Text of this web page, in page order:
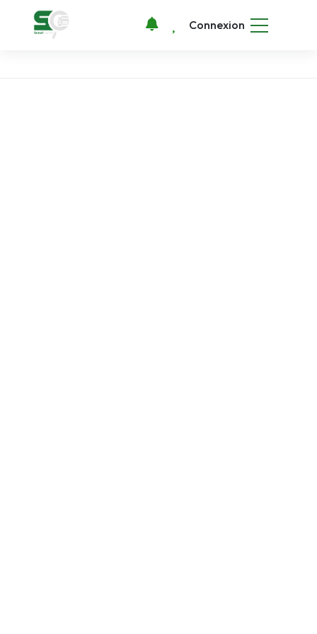
Connexion